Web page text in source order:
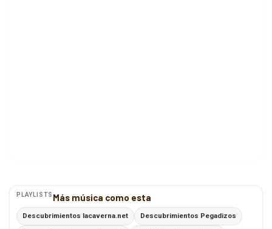
PLAYLISTS Más música como esta
Descubrimientos lacaverna.net Descubrimientos Pegadizos